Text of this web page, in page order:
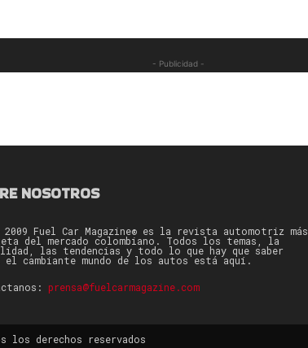
- Publicidad -
NOSOTROS
2009 Fuel Car Magazine® es la revista automotriz más
del mercado colombiano. Todos los temas, la
las tendencias y todo lo que hay que saber
el cambiante mundo de los autos está aquí.
prensa@fuelcarmagazine.com
los derechos reservados